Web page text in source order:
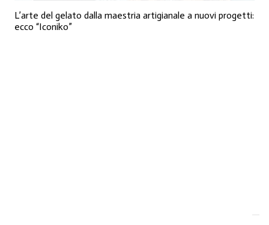
L’arte del gelato dalla maestria artigianale a nuovi progetti:
ecco “Iconiko”